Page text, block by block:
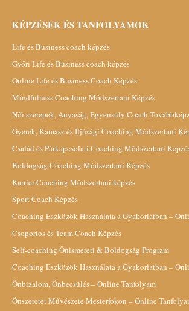
KÉPZÉSEK ÉS TANFOLYAMOK
Life és Business coach képzés
Győri Life és Business coach képzés
Online Life és Business Coach Képzés
Mindfulness Coaching Módszertani Képzés
Női szerepek, Anyaság, Egyensúly Coach
Gyerek, Kamasz és Ifjúsági Coaching Módszertani
Család és Párkapcsolati Coaching Módszertani
Boldogság Coaching Módszertani Képzés
Karrier Coaching Módszertani képzés
Sport Coach Képzés
Coaching Eszközök Használata a Gyakorlatban –
Csoportos és Team Coach Képzés
Self-coaching Önismereti & Boldogság Program
Coaching Eszközök Használata a Gyakorlatban –
Önbizalom, Önbecsülés – Online Tanfolyam
Önszeretet Művészete Mesterfokon – Online